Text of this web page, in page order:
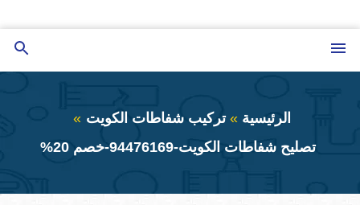
إلى
المحتوى
الرئيسية
تركيب شفاطات الكويت
تصليح شفاطات الكويت-94476169-خصم 20%